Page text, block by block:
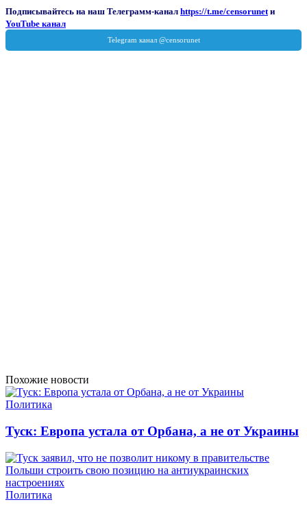
Подписывайтесь на наш Телеграмм-канал https://t.me/censorunetи
YouTube канал
Похожие новости
Политика
Туск: Европа устала от Орбана, а не от Украины
Политика